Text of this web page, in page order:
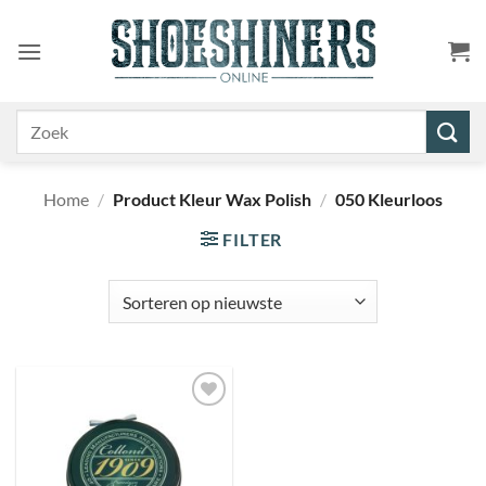
naar
inhoud
Home / Product Kleur Wax Polish / 050 Kleurloos
FILTER
wenslijst